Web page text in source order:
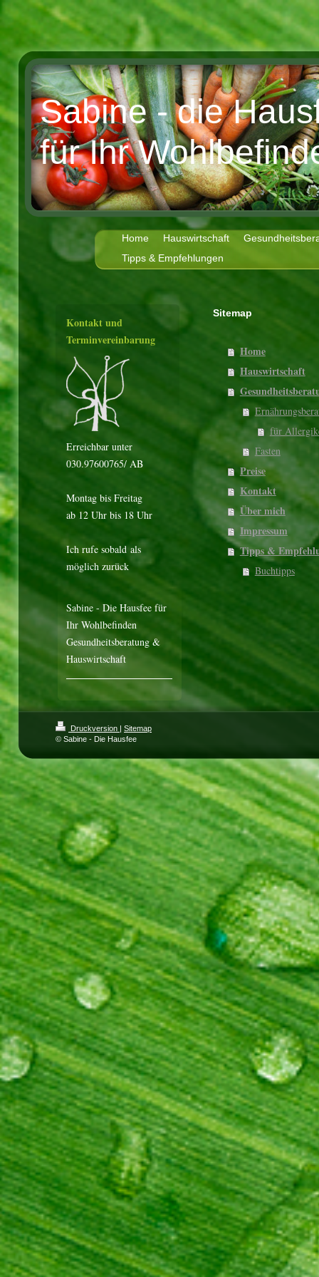
Sabine - die
für Ihr
Home Hauswirtschaft
Tipps & Empfehlungen
Sitemap
Home
Hauswirtschaft
für
Fasten
Preise
Kontakt
Über mich
Impressum
Tipps &
Buchtipps
Kontakt und
Terminvereinbarung
Erreichbar unter
030.97600765/ AB
Montag bis Freitag
ab 12 Uhr bis 18 Uhr
Ich rufe sobald als
möglich zurück
Sabine - Die Hausfee für
Ihr Wohlbefinden
Gesundheitsberatung &
Hauswirtschaft
Druckversion | Sitemap
© Sabine - Die Hausfee